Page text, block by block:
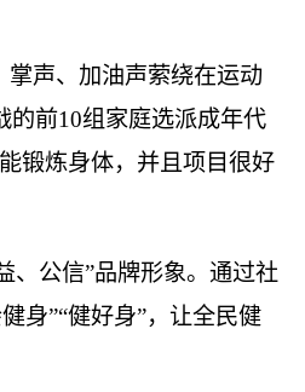
掌声、加油声萦绕在运动
的前10组家庭选派成年代
锻炼身体，并且项目很好
、公信”品牌形象。通过社
身”“健好身”，让全民健